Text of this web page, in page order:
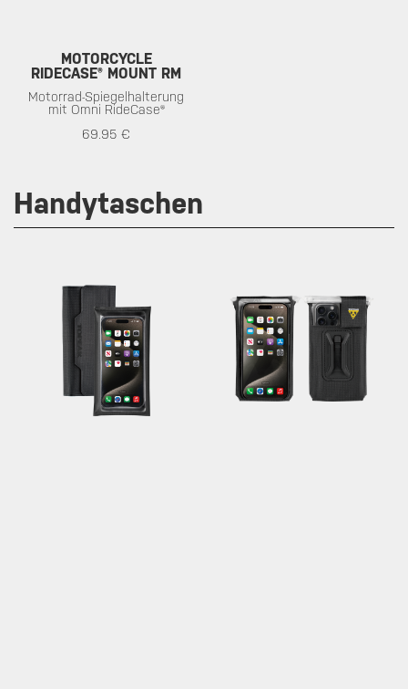
MOTORCYCLE
RIDECASE® MOUNT RM
Motorrad-Spiegelhalterung
mit Omni RideCase®
69.95 €
Handytaschen